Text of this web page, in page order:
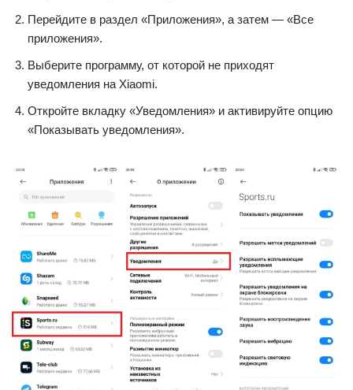
Перейдите в раздел «Приложения», а затем — «Все
приложения».
Выберите программу, от которой не приходят
уведомления на Xiaomi.
Откройте вкладку «Уведомления» и активируйте опцию
«Показывать уведомления».